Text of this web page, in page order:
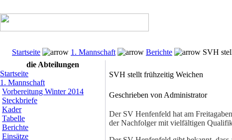
Startseite 1. Mannschaft Berichte SVH
die Abteilungen
Startseite
1. Mannschaft
Vorbereitung Winter 2014
Steckbriefe
Kader
Tabelle
Berichte
Einsätze
SVH stellt frühzeitig Weichen
Geschrieben von Administrator
Der SV Henfenfeld hat am
der Nachfolger mit vielfältigen